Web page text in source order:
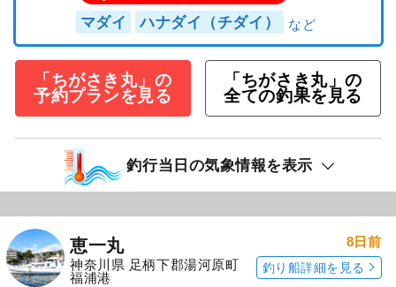
マダイ ハナダイ（チダイ）
「ちがさき丸」の
予約プランを見る
「ちがさき丸」の
全ての釣果を見る
釣行当日の気象情報を表示
恵一丸
神奈川県 足柄下郡湯河原町
福浦港
8日前
釣り船詳細を見る